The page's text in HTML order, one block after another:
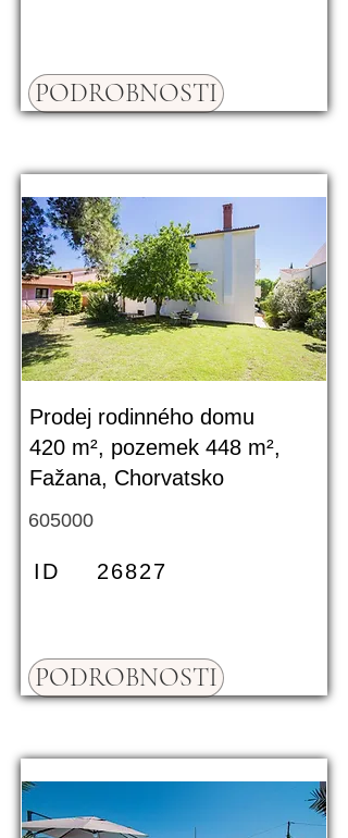
PODROBNOSTI
Prodej rodinného domu
420 m², pozemek 448 m²,
Fažana, Chorvatsko
605000
ID 26827
PODROBNOSTI